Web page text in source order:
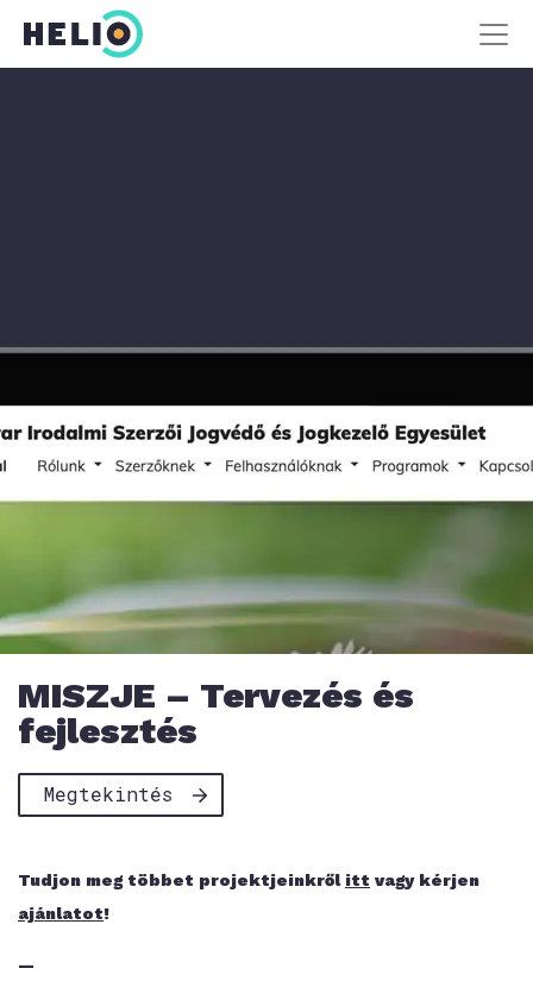
MISZJE – Tervezés és
fejlesztés
Megtekintés
Tudjon meg többet projektjeinkről itt vagy kérjen
ajánlatot!
—